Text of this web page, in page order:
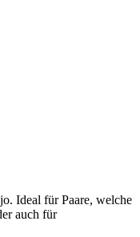
Ideal für Paare, welche
auch für